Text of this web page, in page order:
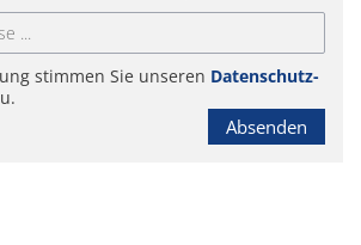
stimmen Sie unseren Datenschutz-
Absenden